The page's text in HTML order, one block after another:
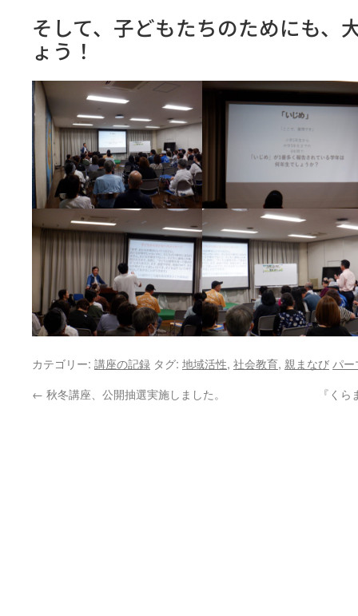
そして、子どもたちのためにも、
ょう！
カテゴリー: 講座の記録 タグ: 地域活性, 社会教育, 親まなび パ
← 秋冬講座、公開抽選実施しました。 『く